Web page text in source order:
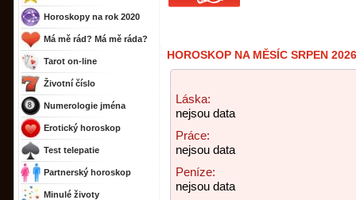
Horoskopy na rok 2020
Má mě rád? Má mě ráda?
Tarot on-line
Životní číslo
Numerologie jména
Erotický horoskop
Test telepatie
Partnerský horoskop
Minulé životy
HOROSKOP NA MĚSÍC SRPEN
Láska:
nejsou data
Práce:
nejsou data
Peníze:
nejsou data